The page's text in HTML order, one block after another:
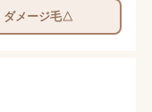
ダメージ毛△